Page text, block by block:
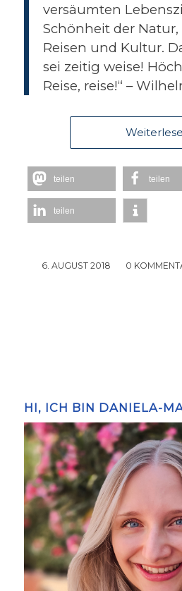
versäumten
Schönheit der Natur,
Reisen und Kultur.
sei zeitig weise!
Reise, reise!“ –
teilen teilen
teilen
6. AUGUST 2018
/ 0 /
HI, ICH BIN DANIELA-